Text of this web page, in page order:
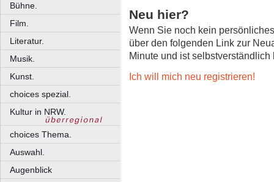
Bühne.
Film.
Literatur.
Musik.
Kunst.
choices spezial.
Kultur in NRW.
choices Thema.
Auswahl.
Augenblick
Neu hier?
Wenn Sie noch kein
über den folgenden Link zur
Minute und ist selbstverständlich
Ich will mich neu registrieren!